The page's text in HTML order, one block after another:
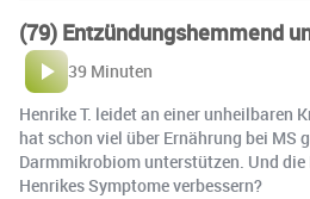
(79) Entzündungshemmend
39 Minuten
Henrike T. leidet an einer unheilbaren
hat schon viel über Ernährung bei
Darmmikrobiom unterstützen. Und
Henrikes Symptome verbessern?